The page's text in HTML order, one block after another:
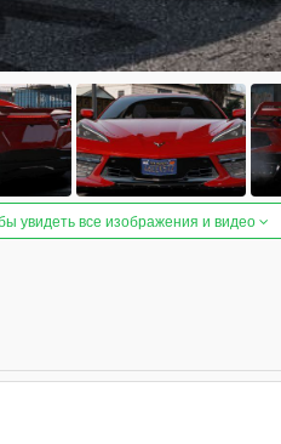
увидеть все изображения и видео